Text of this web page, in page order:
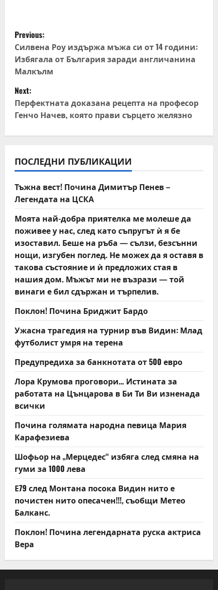
P
o
s
t
n
a
v
i
g
a
t
i
o
n
Previous:
Силвена Роу издържа мъжа си от 14 години:
Избягала от България заради англичанина
Малкълм
Next:
Перфектната доказана рецепта на професор
Генчо Начев, която прави сърцето желязно
ПОСЛЕДНИ ПУБЛИКАЦИИ
Тъжна вест! Почина Димитър Пенев –
Легендата на ЦСКА
Моята най-добра приятелка ме молеше да
поживее у нас, след като съпругът ѝ я бе
изоставил. Беше на ръба — сълзи, безсънни
нощи, изгубен поглед. Не можех да я оставя в
такова състояние и ѝ предложих стая в
нашия дом. Мъжът ми не възрази — той
винаги е бил сдържан и търпелив.
Поклон! Почина Бриджит Бардо
Ужасна трагедия на турнир във Видин: Млад
футболист умря на терена
Предупредиха за банкнотата от 500 евро
Лора Крумова проговори… Истината за
работата на Цънцарова в Би Ти Ви изненада
всички
Почина голямата народна певица Мария
Карафезиева
Шофьор на „Мерцедес“ избяга след смяна на
гуми за 1000 лева
Е79 след Монтана посока Видин нито е
почистен нито опесачен!!!, съобщи Метео
Балканс.
Поклон! Почина легендарната руска актриса
Вера